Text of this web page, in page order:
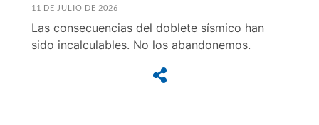
11 DE JULIO DE 2026
Las consecuencias del doblete sísmico han
sido incalculables. No los abandonemos.